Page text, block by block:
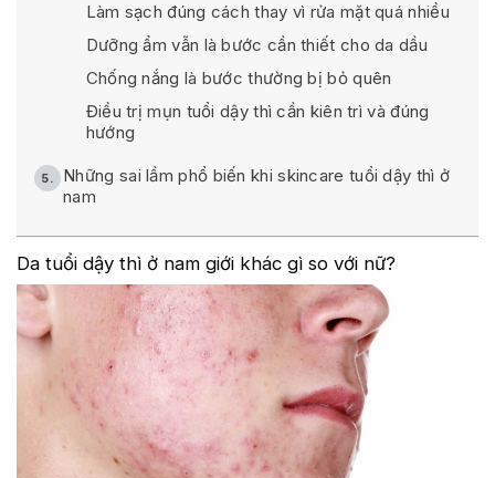
Làm sạch đúng cách thay vì rửa mặt quá nhiều
Dưỡng ẩm vẫn là bước cần thiết cho da dầu
Chống nắng là bước thường bị bỏ quên
Điều trị mụn tuổi dậy thì cần kiên trì và đúng
hướng
Những sai lầm phổ biến khi skincare tuổi dậy thì ở
nam
Da tuổi dậy thì ở nam giới khác gì so với nữ?